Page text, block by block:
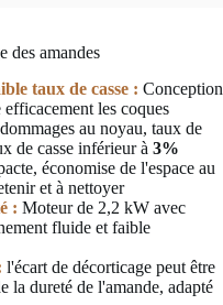
des amandes
taux de casse : Conception
les coques
au noyau, taux de
de casse inférieur à 3%
économise de l'espace au
et à nettoyer
: Moteur de 2,2 kW avec
fluide et faible
l'écart de décorticage peut être
la dureté de l'amande, adapté